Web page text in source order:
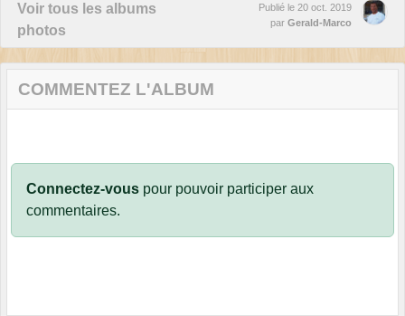
Voir tous les albums
photos
Publié le 20 oct. 2019
par Gerald-Marco
COMMENTEZ L'ALBUM
Connectez-vous pour pouvoir participer aux
commentaires.